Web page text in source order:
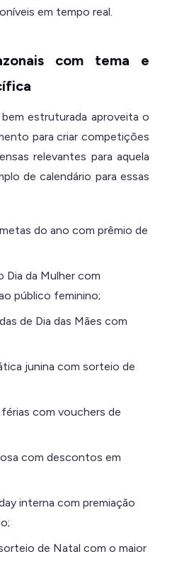
em tempo real.
com tema e
estruturada aproveita o
para criar competições
relevantes para aquela
de calendário para essas
do ano com prêmio de
Dia da Mulher com
público feminino;
de Dia das Mães com
junina com sorteio de
com vouchers de
com descontos em
interna com premiação
de Natal com o maior